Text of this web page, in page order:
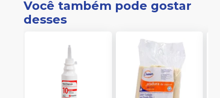
Você também pode gostar
desses